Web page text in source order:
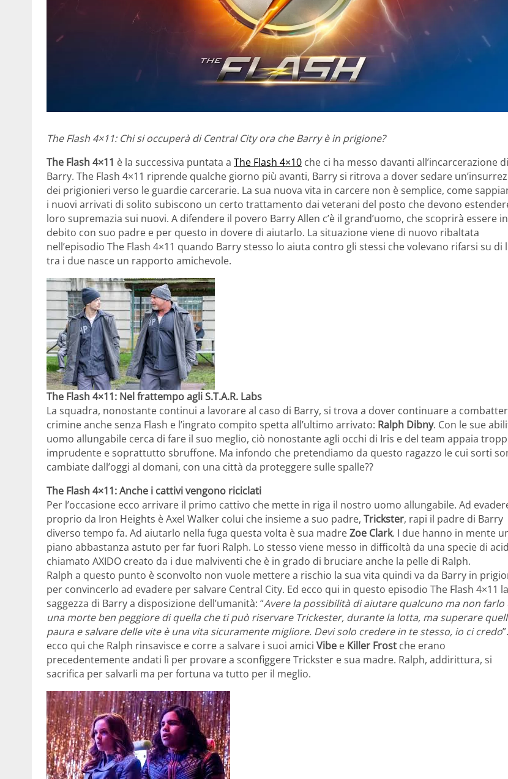
The Flash 4×11: Chi si occuperà di Central City ora che Barry è in prigione?
The Flash 4×11 è la successiva puntata a The Flash 4×10 che ci ha messo davanti all’incarcerazione di
Barry. The Flash 4×11 riprende qualche giorno più avanti, Barry si ritrova a dover sedare
dei prigionieri verso le guardie carcerarie. La sua nuova vita in carcere non è semplice, come
i nuovi arrivati di solito subiscono un certo trattamento dai veterani del posto che devono
loro supremazia sui nuovi. A difendere il povero Barry Allen c’è il grand’uomo, che scoprirà essere in
debito con suo padre e per questo in dovere di aiutarlo. La situazione viene di nuovo ribaltata
nell’episodio The Flash 4×11 quando Barry stesso lo aiuta contro gli stessi che volevano rifarsi su di
tra i due nasce un rapporto amichevole.
The Flash 4×11: Nel frattempo agli S.T.A.R. Labs
La squadra, nonostante continui a lavorare al caso di Barry, si trova a dover continuare a
crimine anche senza Flash e l’ingrato compito spetta all’ultimo arrivato: Ralph Dibny. Con le sue
uomo allungabile cerca di fare il suo meglio, ciò nonostante agli occhi di Iris e del team appaia
imprudente e soprattutto sbruffone. Ma infondo che pretendiamo da questo ragazzo le cui sorti
cambiate dall’oggi al domani, con una città da proteggere sulle spalle??
The Flash 4×11: Anche i cattivi vengono riciclati
Per l’occasione ecco arrivare il primo cattivo che mette in riga il nostro uomo allungabile. Ad
proprio da Iron Heights è Axel Walker colui che insieme a suo padre, Trickster, rapi il padre di Barry
diverso tempo fa. Ad aiutarlo nella fuga questa volta è sua madreZoe Clark. I due hanno in mente
piano abbastanza astuto per far fuori Ralph. Lo stesso viene messo in difficoltà da una specie di
chiamato AXIDO creato da i due malviventi che è in grado di bruciare anche la pelle di Ralph.
Ralph a questo punto è sconvolto non vuole mettere a rischio la sua vita quindi va da Barry in
per convincerlo ad evadere per salvare Central City. Ed ecco qui in questo episodio The Flash 4×11 la
saggezza di Barry a disposizione dell’umanità: “Avere la possibilità di aiutare qualcuno ma non farlo
una morte ben peggiore di quella che ti può riservare Trickester, durante la lotta, ma superare
paura e salvare delle vite è una vita sicuramente migliore. Devi solo credere in te stesso, io ci credo
ecco qui che Ralph rinsavisce e corre a salvare i suoi amici Vibe e Killer Frost che erano
precedentemente andati lì per provare a sconfiggere Trickster e sua madre. Ralph, addirittura, si
sacrifica per salvarli ma per fortuna va tutto per il meglio.